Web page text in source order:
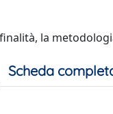
la
Scheda